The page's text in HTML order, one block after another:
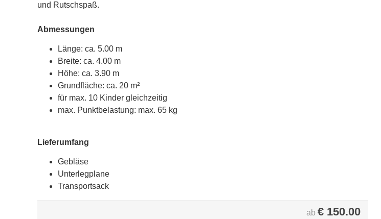
und Rutschspaß.
Abmessungen
Länge: ca. 5.00 m
Breite: ca. 4.00 m
Höhe: ca. 3.90 m
Grundfläche: ca. 20 m²
für max. 10 Kinder gleichzeitig
max. Punktbelastung: max. 65 kg
Lieferumfang
Gebläse
Unterlegplane
Transportsack
ab € 150.00